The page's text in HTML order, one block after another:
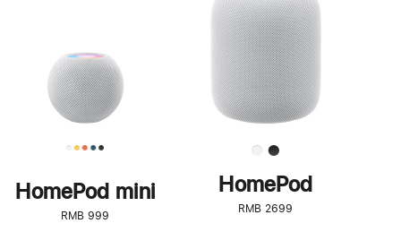
HomePod mini
RMB 999
了
解
HomePod<
HomePod
RMB 2699